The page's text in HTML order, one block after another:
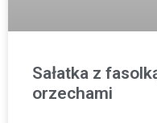
Sałatka z
orzechami